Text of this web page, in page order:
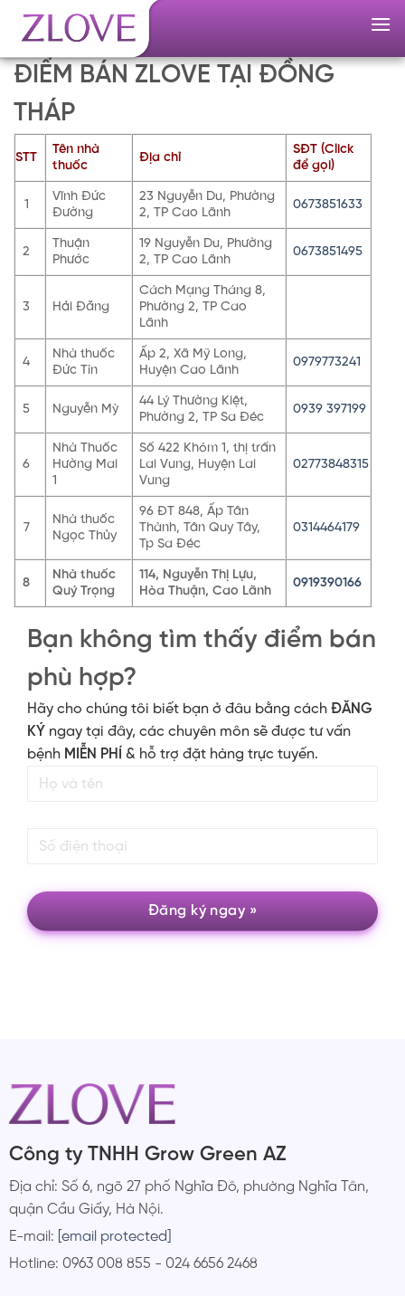
Skip
content
ĐIỂM BÁN ZLOVE TẠI ĐỒNG
THÁP
STT
Tên nhà
thuốc
Địa chỉ
SĐT (Click
để gọi)
1
Vĩnh Đức
Đường
23 Nguyễn Du, Phường
2, TP Cao Lãnh
0673851633
2
Thuận
Phước
19 Nguyễn Du, Phường
2, TP Cao Lãnh
0673851495
3 Hải Đăng
Cách Mạng Tháng 8,
Phường 2, TP Cao
Lãnh
4
Nhà thuốc
Đức Tín
Ấp 2, Xã Mỹ Long,
Huyện Cao Lãnh
0979773241
5 Nguyễn Mỳ
44 Lý Thường Kiệt,
Phường 2, TP Sa Đéc
0939 397199
6
Nhà Thuốc
Hường Mai
1
Số 422 Khóm 1, thị trấn
Lai Vung, Huyện Lai
Vung
02773848315
7
Nhà thuốc
Ngọc Thủy
96 ĐT 848, Ấp Tân
Thành, Tân Quy Tây,
Tp Sa Đéc
0314464179
8
Nhà thuốc
Quý Trọng
114, Nguyễn Thị Lựu,
Hòa Thuận, Cao Lãnh
0919390166
Bạn không tìm thấy điểm bán
phù hợp?
Hãy cho chúng tôi biết bạn ở đâu bằng cách ĐĂNG
KÝ ngay tại đây, các chuyên môn sẽ được tư vấn
bệnh MIỄN PHÍ & hỗ trợ đặt hàng trực tuyến.
Công ty TNHH Grow Green AZ
Địa chỉ: Số 6, ngõ 27 phố Nghĩa Đô, phường Nghĩa Tân,
quận Cầu Giấy, Hà Nội.
E-mail: [email protected]
Hotline: 0963 008 855 - 024 6656 2468